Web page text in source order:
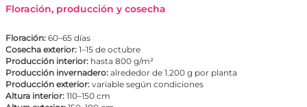
Floración, producción y cosecha
Floración: 60–65 días
Cosecha exterior: 1–15 de octubre
Producción interior: hasta 800 g/m²
Producción invernadero: alrededor de 1.200 g por planta
Producción exterior: variable según condiciones
Altura interior: 110–150 cm